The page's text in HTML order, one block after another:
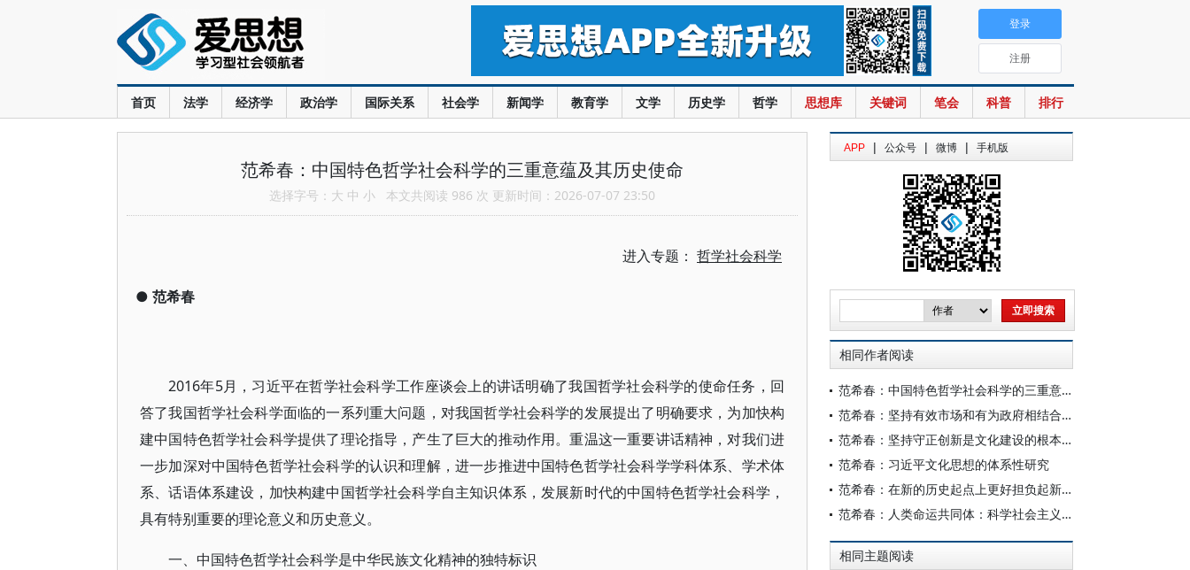
首页 法学 经济学 政治学 国际关系 社会学 新闻学 教育学 文学 历史学 哲学 思想库 关键词 笔会 科普 排行
登录
注册
范希春：中国特色哲学社会科学的三重意蕴及其历史使命
选择字号： 大 中 小 本文共阅读 986 次 更新时间：2026-07-07 23:50
进入专题： 哲学社会科学
● 范希春
2016年5月，习近平在哲学社会科学工作座谈会上的讲话明确了我国哲学社会科学的使命任务，回
答了我国哲学社会科学面临的一系列重大问题，对我国哲学社会科学的发展提出了明确要求，为加快构
建中国特色哲学社会科学提供了理论指导，产生了巨大的推动作用。重温这一重要讲话精神，对我们进
一步加深对中国特色哲学社会科学的认识和理解，进一步推进中国特色哲学社会科学学科体系、学术体
系、话语体系建设，加快构建中国哲学社会科学自主知识体系，发展新时代的中国特色哲学社会科学，
具有特别重要的理论意义和历史意义。
一、中国特色哲学社会科学是中华民族文化精神的独特标识
APP | 公众号 | 微博 | 手机版
相同作者阅读
范希春：中国特色哲学社会科学的三重意蕴及其历史使命
范希春：坚持有效市场和有为政府相结合的实践价值与时代意义
范希春：坚持守正创新是文化建设的根本原则与科学方法
范希春：习近平文化思想的体系性研究
范希春：在新的历史起点上更好担负起新的文化使命
范希春：人类命运共同体：科学社会主义的最新理论成果及其世界性贡献
相同主题阅读